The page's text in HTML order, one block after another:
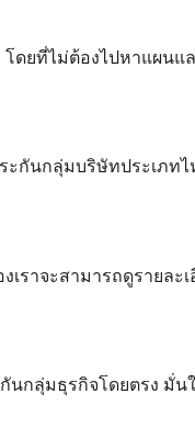
ดยที่ไม่ต้องไปหาแผน
กันกลุ่มบริษัทประเภ
าจะสามารถดูรายละ
กลุ่มธุรกิจโดยตรง มั่น